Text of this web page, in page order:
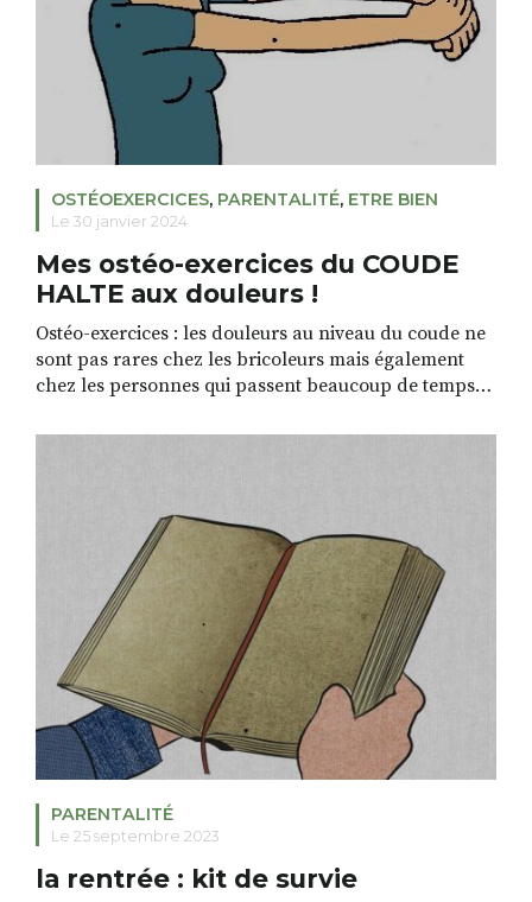
RECHERCHER
S'INSCRIRE À LA NEWSLETTER
FACEBOOKINSTAGRAM
LINKEDINYOUTUBE
OSTÉOEXERCICES, PARENTALITÉ, ETRE BIEN
Le 30 janvier 2024
Mes ostéo-exercices du COUDE
HALTE aux douleurs !
Ostéo-exercices : les douleurs au niveau du coude ne
sont pas rares chez les bricoleurs mais également
chez les personnes qui passent beaucoup de temps
douleurs sont très aiguës et invalidantes, n’hésitez
d’étirement […]
PARENTALITÉ
Le 25 septembre 2023
la rentrée : kit de survie